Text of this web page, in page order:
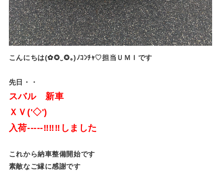
こんにちは(✿✪‿✪｡)ﾉｺﾝﾁｬ♡担当ＵＭＩです
先日・・
スバル 新車
ＸＶ('◇')ゞ
入荷-----‼‼‼しました
これから納車整備開始です
素敵なご縁に感謝です